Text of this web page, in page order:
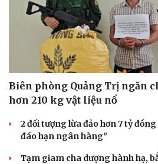
Văn hóa
Sân khấu - Điện ảnh
Âm nhạc
Giải
Sao
Biên phòng Quảng Trị ngăn
hơn 210 kg vật liệu nổ
2 đối tượng lừa đảo hơn 7 tỷ
đáo hạn ngân hàng"
Tạm giam cha dượng hành hạ,